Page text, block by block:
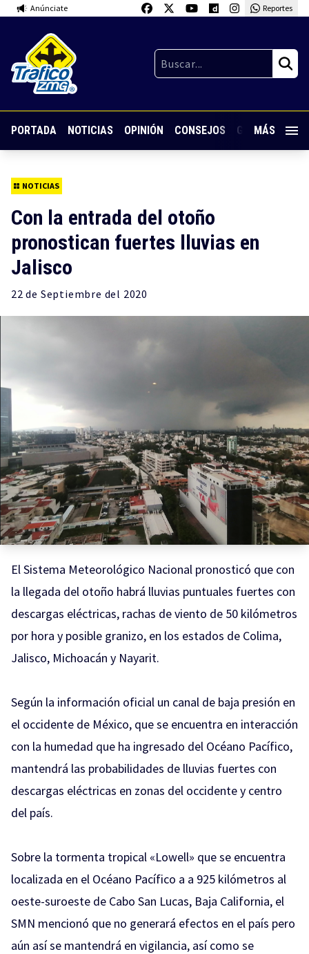
Anúnciate Reportes
PORTADA NOTICIAS OPINIÓN CONSEJOS GUARDIA
MÁS
NOTICIAS
Con la entrada del otoño
pronostican fuertes lluvias en
Jalisco
22 de Septiembre del 2020
El Sistema Meteorológico Nacional pronosticó que con
la llegada del otoño habrá lluvias puntuales fuertes con
descargas eléctricas, rachas de viento de 50 kilómetros
por hora y posible granizo, en los estados de Colima,
Jalisco, Michoacán y Nayarit.
Según la información oficial un canal de baja presión en
el occidente de México, que se encuentra en interacción
con la humedad que ha ingresado del Océano Pacífico,
mantendrá las probabilidades de lluvias fuertes con
descargas eléctricas en zonas del occidente y centro
del país.
Sobre la tormenta tropical «Lowell» quese encuentra
localizada en el Océano Pacífico a a 925 kilómetros al
oeste-suroeste de Cabo San Lucas, Baja California, el
SMN mencionó que no generará efectos en el país pero
aún así se mantendrá en vigilancia, así como se